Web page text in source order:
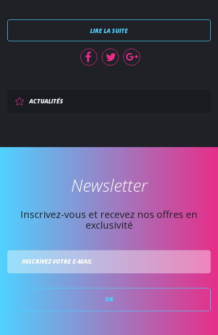
LIRE LA SUITE
Facebook
TwitterGoogle
ACTUALITÉS
Newsletter
Inscrivez-vous et recevez nos offres en
exclusivité
OK